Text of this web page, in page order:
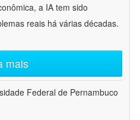
a IA tem sido
reais há várias décadas.
mais
Federal de Pernambuco